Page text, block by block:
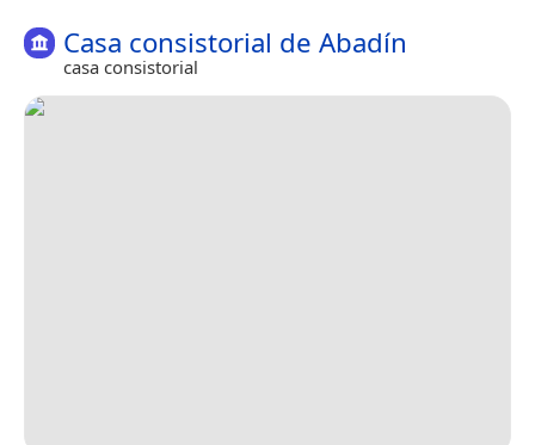
Casa consistorial de Abadín
casa consistorial